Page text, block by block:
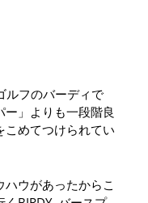
ルフのバーディで
」よりも一段階良
こめてつけられてい
ウがあったからこ